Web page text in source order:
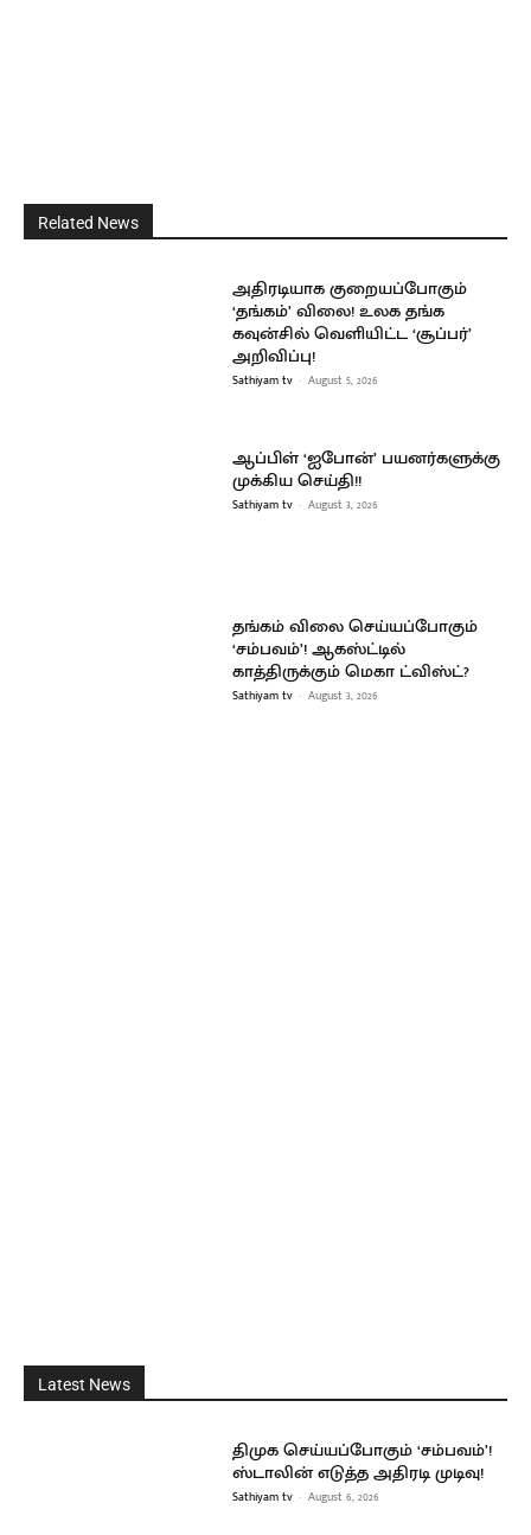
Related News
அதிரடியாக குறையப்போகும்
‘தங்கம்’ விலை! உலக தங்க
கவுன்சில் வெளியிட்ட ‘சூப்பர்’
அறிவிப்பு!
Sathiyam tv - August 5, 2026
ஆப்பிள் ‘ஐபோன்’ பயனர்களுக்கு
முக்கிய செய்தி!!
Sathiyam tv - August 3, 2026
தங்கம் விலை செய்யப்போகும்
‘சம்பவம்’! ஆகஸ்ட்டில்
காத்திருக்கும் மெகா ட்விஸ்ட்?
Sathiyam tv - August 3, 2026
Latest News
திமுக செய்யப்போகும் ‘சம்பவம்’!
ஸ்டாலின் எடுத்த அதிரடி முடிவு!
Sathiyam tv - August 6, 2026